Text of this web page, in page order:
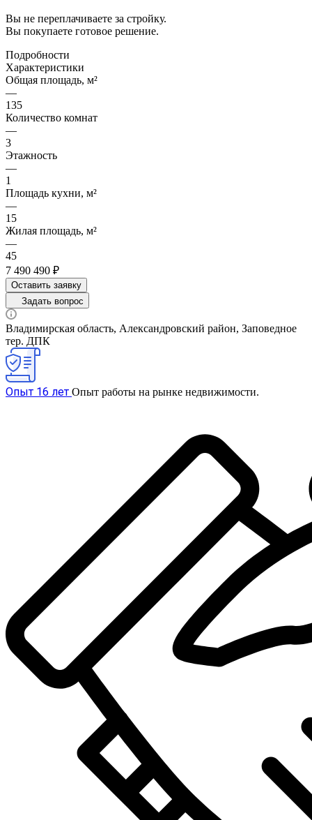
Вы не переплачиваете за стройку.
Вы покупаете готовое решение.
Подробности
Характеристики
Общая площадь, м²
—
135
Количество комнат
—
3
Этажность
—
1
Площадь кухни, м²
—
15
Жилая площадь, м²
—
45
7 490 490 ₽
Оставить заявку
Задать вопрос
Владимирская область, Александровский район, Заповедное
тер. ДПК
Опыт 16 лет Опыт работы на рынке недвижимости.